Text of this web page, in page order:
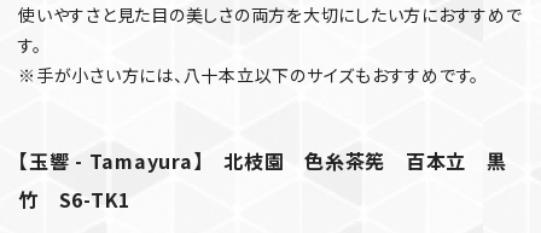
使いやすさと見た目の美しさの両方を大切にしたい方におすすめで
す。
※手が小さい方には、八十本立以下のサイズもおすすめです。
【玉響 - Tamayura】 北枝園 色糸茶筅 百本立 黒
竹 S6-TK1